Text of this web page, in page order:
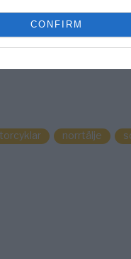
CONFIRM
norrtälje